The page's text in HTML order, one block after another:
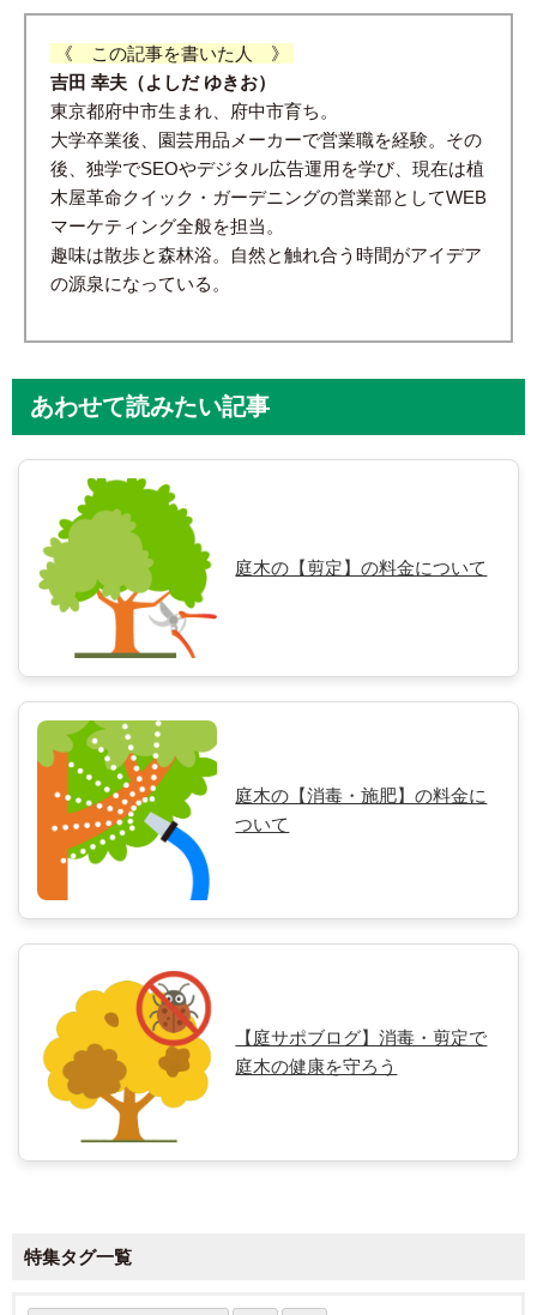
《 この記事を書いた人 》
吉田 幸夫（よしだ ゆきお）
東京都府中市生まれ、府中市育ち。
大学卒業後、園芸用品メーカーで営業職を経験。その
後、独学でSEOやデジタル広告運用を学び、現在は植
木屋革命クイック・ガーデニングの営業部としてWEB
マーケティング全般を担当。
趣味は散歩と森林浴。自然と触れ合う時間がアイデア
の源泉になっている。
あわせて読みたい記事
庭木の【剪定】の料金について
庭木の【消毒・施肥】の料金に
ついて
【庭サポブログ】消毒・剪定で
庭木の健康を守ろう
特集タグ一覧